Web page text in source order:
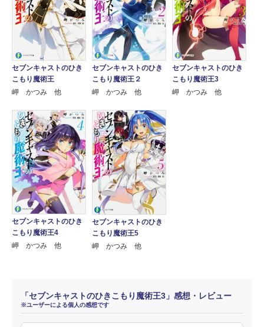
セブンキャストのひき
こもり魔術王
岬 かつみ 他
セブンキャストのひき
こもり魔術王２
岬 かつみ 他
セブンキャストのひき
こもり魔術王3
岬 かつみ 他
セブンキャストのひき
こもり魔術王4
岬 かつみ 他
セブンキャストのひき
こもり魔術王5
岬 かつみ 他
「セブンキャストのひきこもり魔術王3」感想・レビュー
※ユーザーによる個人の感想です